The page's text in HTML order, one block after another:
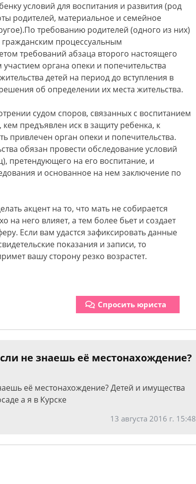
условий для воспитания и развития (род
родителей, материальное и семейное
требованию родителей (одного из них)
процессуальным
требований абзаца второго настоящего
участием органа опеки и попечительства
детей на период до вступления в
об определении их места жительства.
судом споров, связанных с воспитанием
кем предъявлен иск в защиту ребенка, к
привлечен орган опеки и попечительства.
обязан провести обследование условий
претендующего на его воспитание, и
и основанное на нем заключение по
акцент на то, что мать не собирается
на него влияет, а тем более бьет и создает
Если вам удастся зафиксировать данные
показания и записи, то
вашу сторону резко возрастет.
Спросить юриста
не знаешь её местонахождение?
её местонахождение? Детей и имущества
а я в Курске
13 августа 2016 г. 15:48